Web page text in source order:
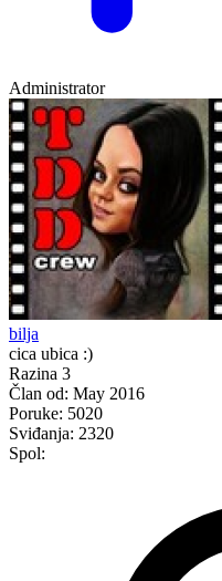
Administrator
bilja
cica ubica :)
Razina 3
Član od: May 2016
Poruke: 5020
Sviđanja: 2320
Spol: